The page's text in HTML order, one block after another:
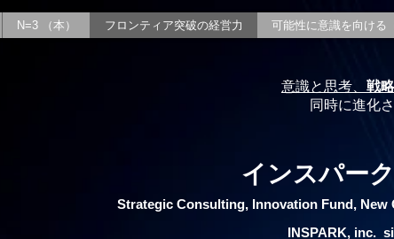
N=3 （本） フロンティア突破の経営力 可能性に意識を向ける
意識と思考、 戦略
同時に進化
インスパー
Strategic Consulting, Innovation Fund,
INSPARK, inc.